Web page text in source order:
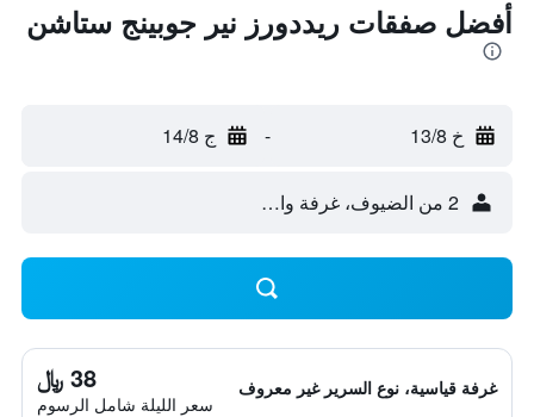
أفضل صفقات ريددورز نير جوبينج ستاشن
خ 13/8 - ج 14/8
2 من الضيوف، غرفة واحدة
غرفة قياسية، نوع السرير غير معروف 38 ﷼
سعر الليلة شامل الرسوم